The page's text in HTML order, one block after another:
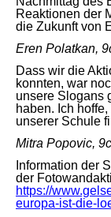
Reaktionen der
die Zukunft von
Eren Polatkan,
Dass wir die
konnten, war
unsere Slogans
haben. Ich
unserer Schule
Mitra Popovic, 9c
Information der
der
https://
europa-ist-die-